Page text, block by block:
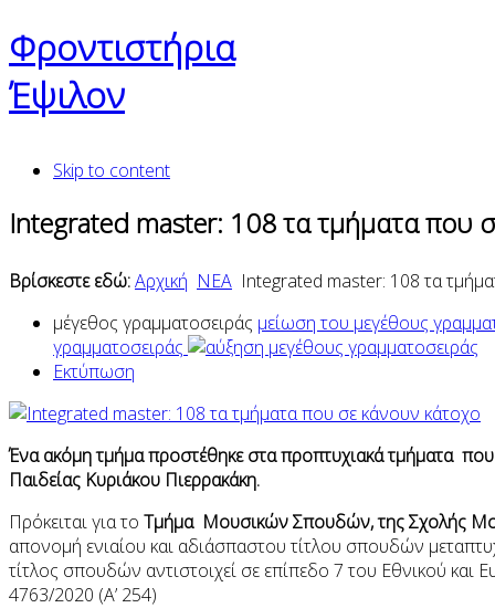
Φροντιστήρια
Έψιλον
Skip to content
Integrated master: 108 τα τμήματα που
Βρίσκεστε εδώ:Αρχική ΝΕΑ Integrated master: 108 τα
μέγεθος γραμματοσειράς μείωση του μεγέθους
γραμματοσειράς
Εκτύπωση
Ένα ακόμη τμήμα προστέθηκε στα προπτυχιακά τμήματα
Παιδείας Κυριάκου Πιερρακάκη.
Πρόκειται για το Τμήμα Μουσικών Σπουδών, της Σχολής
απονομή ενιαίου και αδιάσπαστου τίτλου σπουδών
τίτλος σπουδών αντιστοιχεί σε επίπεδο 7 του Εθνικού
4763/2020 (Α’ 254)